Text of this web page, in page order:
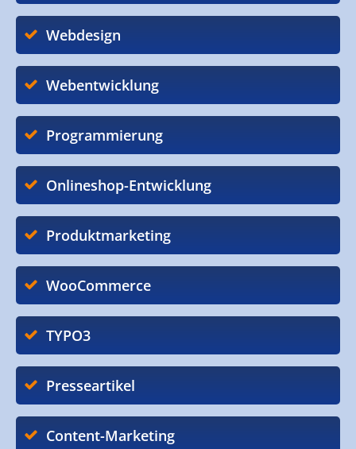
Webdesign
Webentwicklung
Programmierung
Onlineshop-Entwicklung
Produktmarketing
WooCommerce
TYPO3
Presseartikel
Content-Marketing